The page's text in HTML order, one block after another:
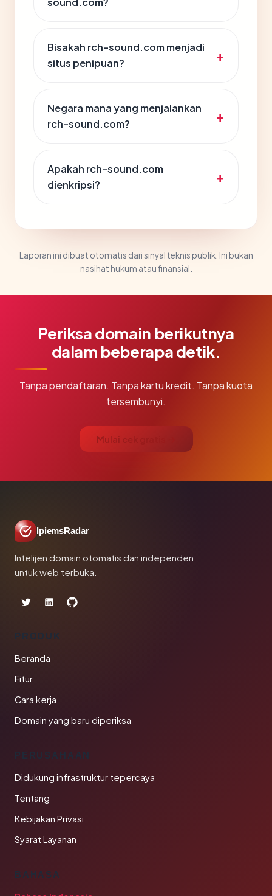
Bisakah rch-sound.com menjadi
situs penipuan?
Negara mana yang menjalankan
rch-sound.com?
Apakah rch-sound.com
dienkripsi?
Laporan ini dibuat otomatis dari sinyal teknis publik. Ini bukan
nasihat hukum atau finansial.
Periksa domain berikutnya
dalam beberapa detik.
Tanpa pendaftaran. Tanpa kartu kredit. Tanpa kuota
tersembunyi.
Mulai cek gratis →
IpiemsRadar
Intelijen domain otomatis dan independen
untuk web terbuka.
PRODUK
Beranda
Fitur
Cara kerja
Domain yang baru diperiksa
PERUSAHAAN
Didukung infrastruktur tepercaya
Tentang
Kebijakan Privasi
Syarat Layanan
BAHASA